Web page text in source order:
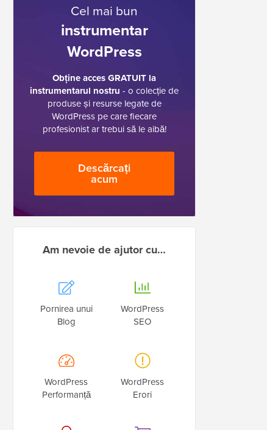
Cel mai bun
instrumentar
WordPress
Obține acces GRATUIT la
instrumentarul nostru - o colecție de
produse și resurse legate de
WordPress pe care fiecare
profesionist ar trebui să le aibă!
Descărcați
acum
Am nevoie de ajutor cu…
Pornirea unui
Blog
WordPress
SEO
WordPress
Performanță
WordPress
Erori